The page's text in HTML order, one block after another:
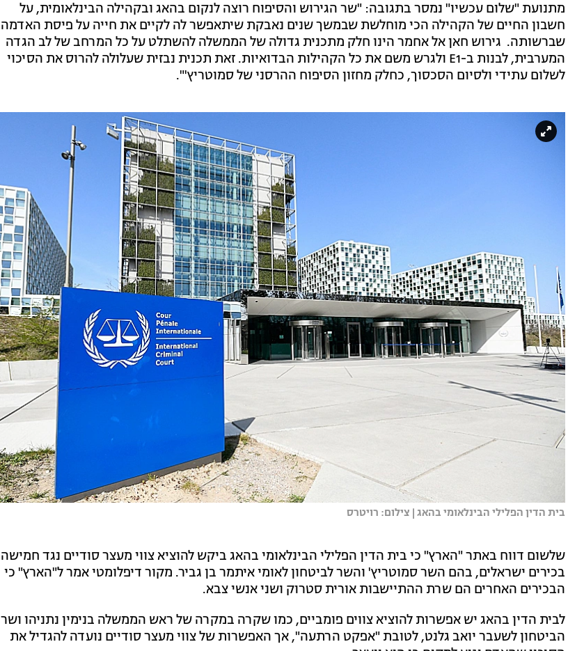
מתנועת "שלום עכשיו" נמסר בתגובה: "שר הגירוש והסיפוח רוצה לנקום בהאג ובקהילה הבינלאומית, על
חשבון החיים של הקהילה הכי מוחלשת שבמשך שנים נאבקת שיתאפשר לה לקיים את חייה על פיסת האדמה
שברשותה. גירוש חאן אל אחמר הינו חלק מתכנית גדולה של הממשלה להשתלט על כל המרחב של לב הגדה
המערבית, לבנות ב-E1 ולגרש משם את כל הקהילות הבדואיות. זאת תכנית נבזית שעלולה להרוס את הסיכוי
לשלום עתידי ולסיום הסכסוך, כחלק מחזון הסיפוח ההרסני של סמוטריץ'".
בית הדין הפלילי הבינלאומי בהאג | צילום: רויטרס
שלשום דווח באתר "הארץ" כי בית הדין הפלילי הבינלאומי בהאג ביקש להוציא צווי מעצר סודיים נגד חמישה
בכירים ישראלים, בהם השר סמוטריץ' והשר לביטחון לאומי איתמר בן גביר. מקור דיפלומטי אמר ל"הארץ" כי
הבכירים האחרים הם שרת ההתיישבות אורית סטרוק ושני אנשי צבא.
לבית הדין בהאג יש אפשרות להוציא צווים פומביים, כמו שקרה במקרה של ראש הממשלה בנימין נתניהו ושר
הביטחון לשעבר יואב גלנט, לטובת "אפקט הרתעה", אך האפשרות של צווי מעצר סודיים נועדה להגדיל את